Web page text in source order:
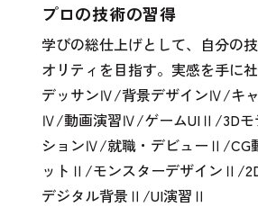
プロの技術の習得
学びの総仕上げとして、自分の
オリティを目指す。実感を手に社
デッサンⅣ/背景デザインⅣ/キ
Ⅳ/動画演習Ⅳ/ゲームUIⅡ/3Dモ
ションⅣ/就職・デビューⅡ/CG
ットⅡ/モンスターデザインⅡ/
デジタル背景Ⅱ/UI演習Ⅱ